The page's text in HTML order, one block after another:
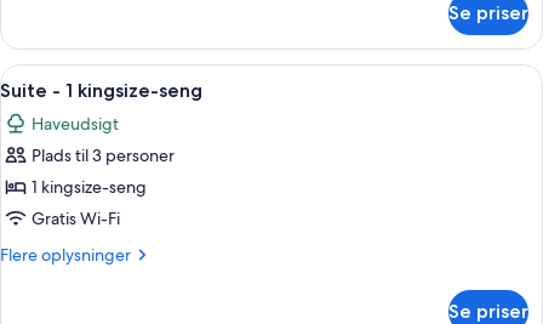
(Double
Up
Room)
værelse
2
dobbeltsenge
(Double
Up
Se priser
Indlæs
alle
billeder
af
Suite
-
1
kingsize-
Et værelse med store vinduer, et
3
Suite - 1 kingsize-seng
Haveudsigt
Plads til 3 personer
1 kingsize-seng
Gratis Wi-Fi
Flere oplysninger
Flere
Se priser